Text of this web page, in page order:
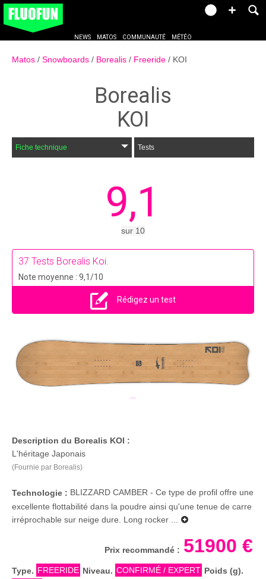
NEWS MATOS COMMUNAUTÉ MÉTÉO
Matos Snowboards Borealis Freeride KOI
Borealis
KOI
Fiche technique Tests
9,1
sur 10
37 Tests Borealis Koi.
Note moyenne : 9,1/10
Rédigez un test
Description du Borealis KOI :
L'héritage Japonais
(Fournie par Borealis)
Technologie : BLIZZARD CAMBER - Ce type de profil offre une
excellente flottabilité dans la poudre ainsi qu'une tenue de carre
irréprochable sur neige dure. Long rocker ...
Prix recommandé : 51900 €
Type. FREERIDE Niveau. CONFIRMÉ / EXPERT Poids (g).